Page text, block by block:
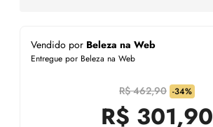
Vendido por Beleza na Web
Entregue por Beleza na Web
R$ 462,90 -34%
R$ 301,90